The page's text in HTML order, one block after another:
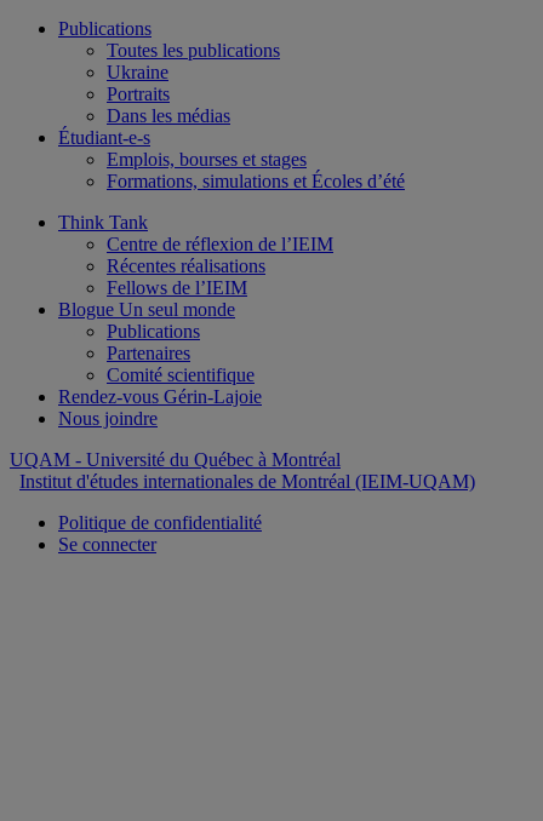
Publications
Toutes les publications
Ukraine
Portraits
Dans les médias
Étudiant-e-s
Emplois, bourses et stages
Formations, simulations et Écoles d’été
Think Tank
Centre de réflexion de l’IEIM
Récentes réalisations
Fellows de l’IEIM
Blogue Un seul monde
Publications
Partenaires
Comité scientifique
Rendez-vous Gérin-Lajoie
Nous joindre
UQAM - Université du Québec à Montréal
Institut d'études internationales de Montréal (IEIM-UQAM)
Politique de confidentialité
Se connecter